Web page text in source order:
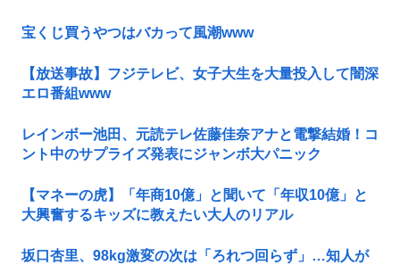
宝くじ買うやつはバカって風潮www
【放送事故】フジテレビ、女子大生を大量投入して闇深
エロ番組www
レインボー池田、元読テレ佐藤佳奈アナと電撃結婚！コ
ント中のサプライズ発表にジャンボ大パニック
【マネーの虎】「年商10億」と聞いて「年収10億」と
大興奮するキッズに教えたい大人のリアル
坂口杏里、98kg激変の次は「ろれつ回らず」…知人が